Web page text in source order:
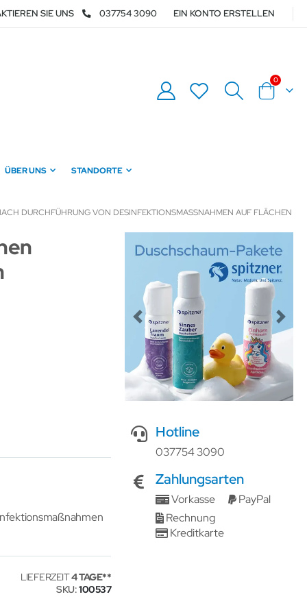
SIE UNS 037754 3090 EIN KONTO ERSTELLEN
Warenkorb
0Artikel
ÜBER UNS STANDORTE
DURCHFÜHRUNG VON DESINFEKTIONSMASSNAHMEN AUF FLÄCHEN
LIEFERZEIT4 TAGE
SKU 100537
Previous Next
Hotline
037754 3090
Zahlungsarten
Vorkasse
PayPal
Rechnung
Kreditkarte